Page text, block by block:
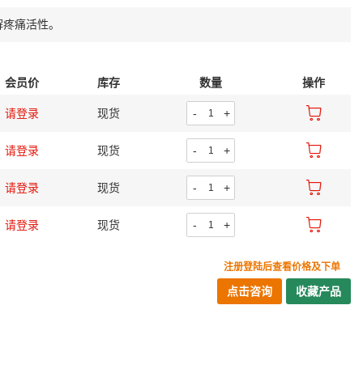
痛活性。
会员价 库存 数量 操作
请登录 现货 - +
请登录 现货 - +
请登录 现货 - +
请登录 现货 - +
注册登陆后查看价格及下单
点击咨询 收藏产品